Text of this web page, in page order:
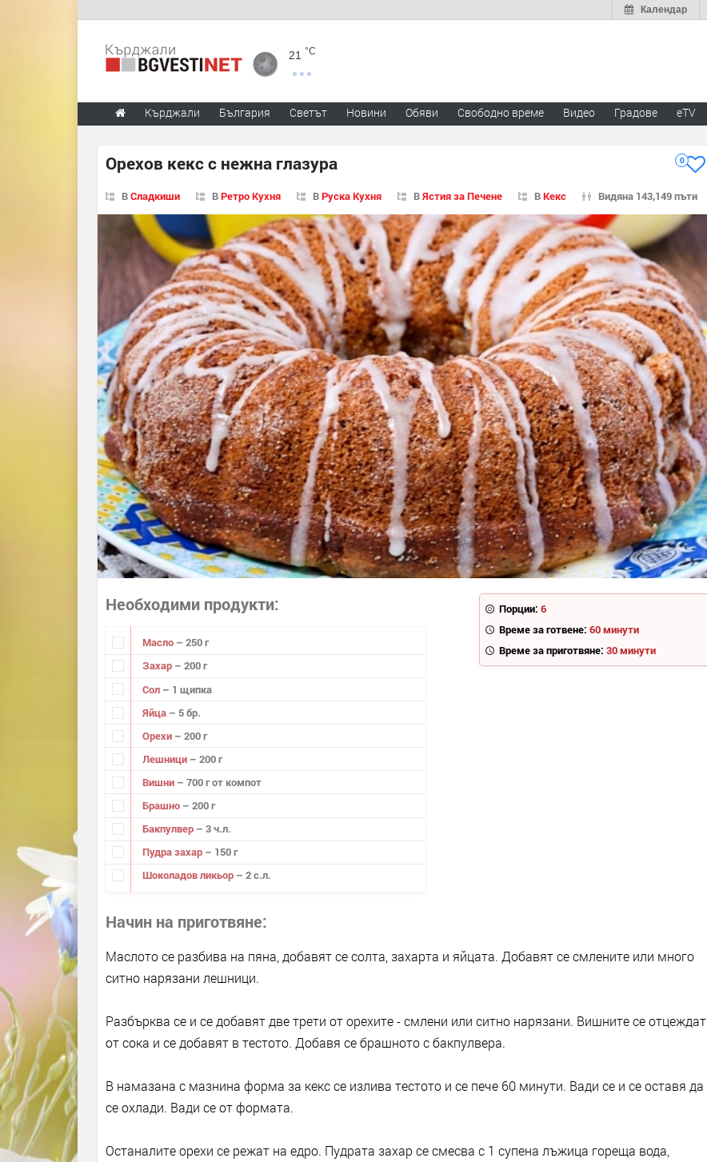
Календар
21 °C
Кърджали България Светът Новини Обяви Свободно време Видео Градове eTV
Орехов кекс с нежна глазура 0
ВСладкиши ВРетро Кухня ВРуска Кухня ВЯстия за Печене ВКекс Видяна 143,149 пъти
Порции: 6
Време за готвене: 60 минути
Време за приготвяне: 30 минути
Необходими продукти
Масло – 250 г
Захар – 200 г
Сол – 1 щипка
Яйца – 5 бр.
Орехи – 200 г
Лешници – 200 г
Вишни – 700 г от компот
Брашно – 200 г
Бакпулвер – 3 ч.л.
Пудра захар – 150 г
Шоколадов ликьор – 2 с.л.
Начин на приготвяне
Маслото се разбива на пяна, добавят се солта, захарта и яйцата. Добавят се смлените или много
ситно нарязани лешници.
Разбърква се и се добавят две трети от орехите - смлени или ситно нарязани. Вишните се отцеждат
от сока и се добавят в тестото. Добавя се брашното с бакпулвера.
В намазана с мазнина форма за кекс се излива тестото и се пече 60 минути. Вади се и се оставя да
се охлади. Вади се от формата.
Останалите орехи се режат на едро. Пудрата захар се смесва с 1 супена лъжица гореща вода,